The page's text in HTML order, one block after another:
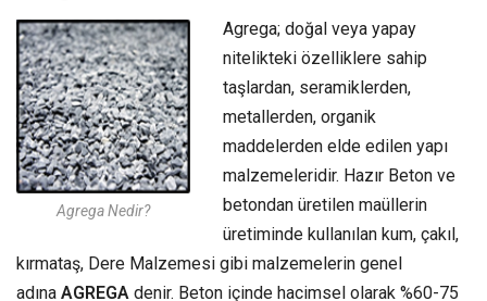
Agrega Nedir?
Agrega; doğal veya yapay
nitelikteki özelliklere sahip
taşlardan, seramiklerden,
metallerden, organik
maddelerden elde edilen yapı
malzemeleridir. Hazır Beton ve
betondan üretilen maüllerin
üretiminde kullanılan kum, çakıl,
kırmataş, Dere Malzemesi gibi malzemelerin genel
adına AGREGA denir. Beton içinde hacimsel olarak %60-75